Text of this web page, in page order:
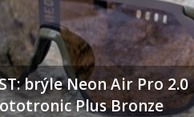
brýle Neon Air Pro 2.0
Plus Bronze